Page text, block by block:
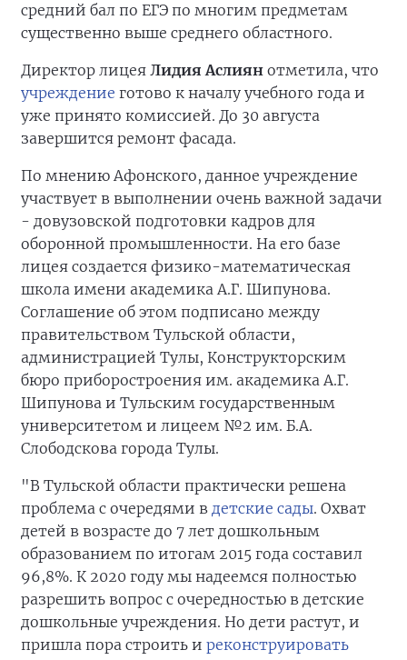
средний бал по ЕГЭ по многим предметам
существенно выше среднего областного.
Директор лицея Лидия Аслиян отметила, что
учреждение готово к началу учебного года и
уже принято комиссией. До 30 августа
завершится ремонт фасада.
По мнению Афонского, данное учреждение
участвует в выполнении очень важной задачи
- довузовской подготовки кадров для
оборонной промышленности. На его базе
лицея создается физико-математическая
школа имени академика А.Г. Шипунова.
Соглашение об этом подписано между
правительством Тульской области,
администрацией Тулы, Конструкторским
бюро приборостроения им. академика А.Г.
Шипунова и Тульским государственным
университетом и лицеем №2 им. Б.А.
Слободскова города Тулы.
"В Тульской области практически решена
проблема с очередями в детские сады. Охват
детей в возрасте до 7 лет дошкольным
образованием по итогам 2015 года составил
96,8%. К 2020 году мы надеемся полностью
разрешить вопрос с очередностью в детские
дошкольные учреждения. Но дети растут, и
пришла пора строить и реконструировать